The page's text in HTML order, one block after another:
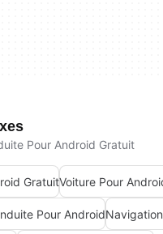
Pour Android Gratuit
GratuitVoiture Pour
Pour Android